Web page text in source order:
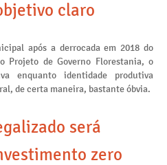
claro
após a derrocada em 2018 do
Projeto de Governo Florestania, o
enquanto identidade produtiva
de certa maneira, bastante óbvia.
será
zero